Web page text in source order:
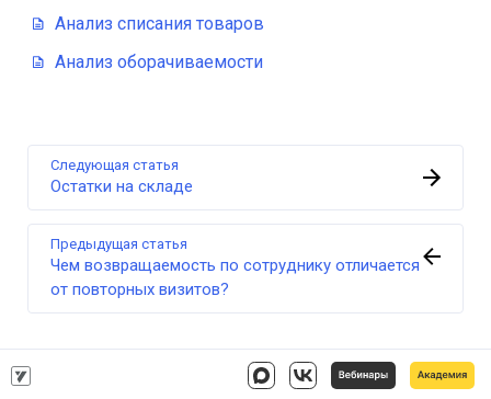
Анализ списания товаров
Анализ оборачиваемости
Предыдущая статья
Чем возвращаемость по сотруднику отличается
от повторных визитов?
Следующая статья
Остатки на складе